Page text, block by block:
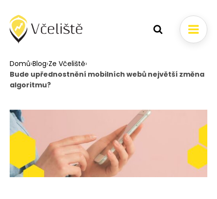
Domů›Blog›Ze Včeliště›
Bude upřednostnění mobilních webů největší změna
algoritmu?